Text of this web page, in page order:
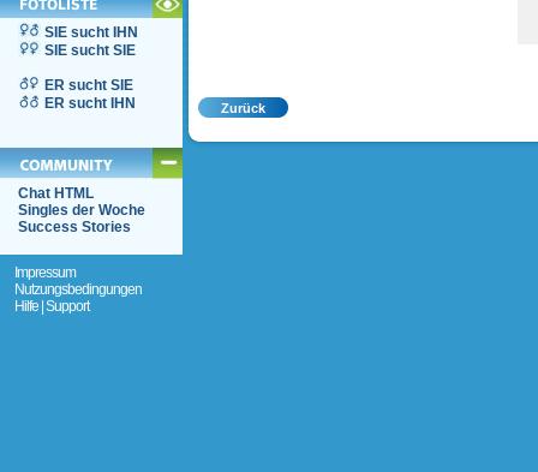
SIE sucht IHN
SIE sucht SIE
ER sucht SIE
ER sucht IHN
Chat HTML
Singles der Woche
Success Stories
Impressum
Nutzungsbedingungen
Hilfe | Support